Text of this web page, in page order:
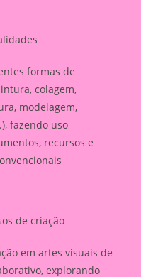
formas de
colagem,
modelagem,
fazendo uso
recursos e
de criação
em artes visuais de
explorando